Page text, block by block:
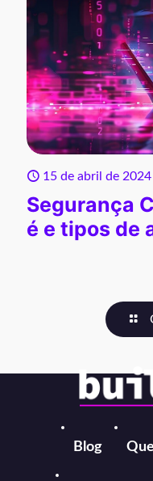
15 de abril de 2024
Segurança
é e tipos de
Blog